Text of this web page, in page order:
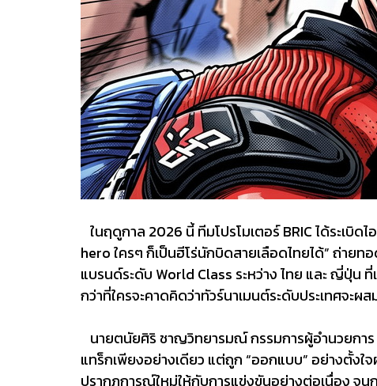
ในฤดูกาล 2026 นี้ ทีมโปรโมเตอร์ BRIC ได้ระเบิ
hero ใครๆ ก็เป็นฮีโร่นักบิดสายเลือดไทยได้” ถ่
แบรนด์ระดับ World Class ระหว่าง ไทย และ ญี่ปุ่น
กว่าที่ใครจะคาดคิดว่าทัวร์นาเมนต์ระดับประเทศจะ
นายตนัยศิริ ชาญวิทยารมณ์ กรรมการผู้อำนวยการ
แทร็กเพียงอย่างเดียว แต่ถูก “ออกแบบ” อย่างตั้งใ
ปรากฏการณ์ใหม่ให้กับการแข่งขันอย่างต่อเนื่อง จ